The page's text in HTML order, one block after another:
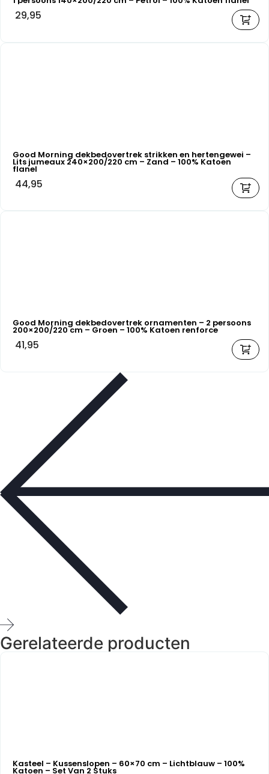
29,95
Good Morning dekbedovertrek strikken en hertengewei –
Lits jumeaux 240×200/220 cm – Zand – 100% Katoen
flanel
44,95
Good Morning dekbedovertrek ornamenten – 2 persoons
200×200/220 cm – Groen – 100% Katoen renforce
41,95
Gerelateerde producten
Kasteel – Kussenslopen – 60×70 cm – Lichtblauw – 100%
Katoen – Set Van 2 Stuks